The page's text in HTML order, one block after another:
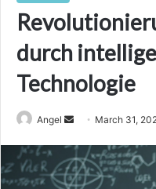
durch
Technologie
Angel
Send
email
March 31,